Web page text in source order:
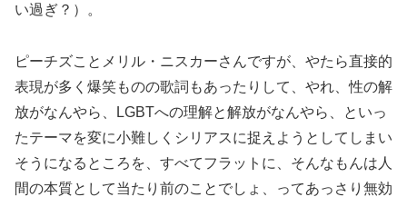
い過ぎ？）。
ピーチズことメリル・ニスカーさんですが、やたら直接的
表現が多く爆笑ものの歌詞もあったりして、やれ、性の解
放がなんやら、LGBTへの理解と解放がなんやら、といっ
たテーマを変に小難しくシリアスに捉えようとしてしまい
そうになるところを、すべてフラットに、そんなもんは人
間の本質として当たり前のことでしょ、ってあっさり無効